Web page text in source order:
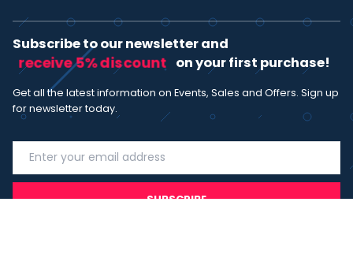
Subscribe to our newsletter and
receive 5% discount on your first purchase!
Get all the latest information on Events, Sales and Offers. Sign up
for newsletter today.
SUBSCRIBE